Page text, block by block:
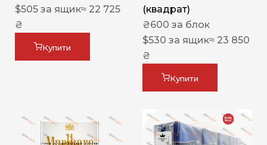
$505 за ящик≈ 22 725
₴
Купити
(квадрат)
₴600 за блок
$530 за ящик≈ 23 850
₴
Купити